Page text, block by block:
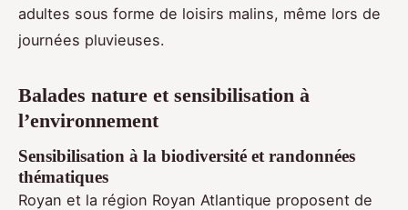
adultes sous forme de loisirs malins, même lors de
journées pluvieuses.
Balades nature et sensibilisation à
l’environnement
Sensibilisation à la biodiversité et randonnées
thématiques
Royan et la région Royan Atlantique proposent de